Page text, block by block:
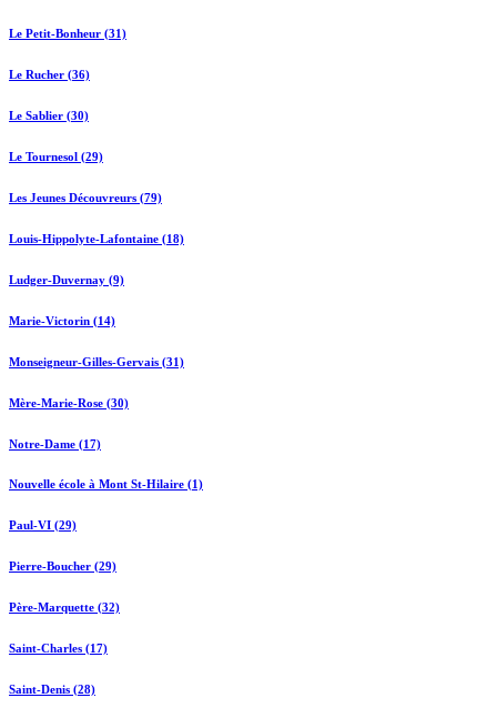
Le Petit-Bonheur (31)
Le Rucher (36)
Le Sablier (30)
Le Tournesol (29)
Les Jeunes Découvreurs (79)
Louis-Hippolyte-Lafontaine (18)
Ludger-Duvernay (9)
Marie-Victorin (14)
Monseigneur-Gilles-Gervais (31)
Mère-Marie-Rose (30)
Notre-Dame (17)
Nouvelle école à Mont St-Hilaire (1)
Paul-VI (29)
Pierre-Boucher (29)
Père-Marquette (32)
Saint-Charles (17)
Saint-Denis (28)